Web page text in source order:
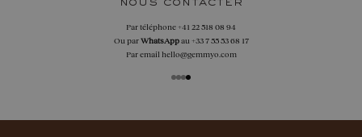
nous contacter
Par téléphone+41 22 518 08 94
Ou parWhatsAppau+33 7 55 53 68 17
Par email hello@gemmyo.com